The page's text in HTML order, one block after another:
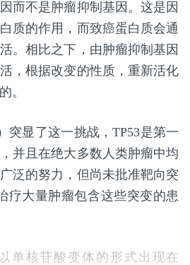
而不是肿瘤抑制基因。这是因
质的作用，而致癌蛋白质会通
。相比之下，由肿瘤抑制基因
，根据改变的性质，重新活化
。
突显了这一挑战，TP53是第一
并且在绝大多数人类肿瘤中均
泛的努力，但尚未批准靶向突
疗大量肿瘤包含这些突变的患
单核苷酸变体的形式出现在